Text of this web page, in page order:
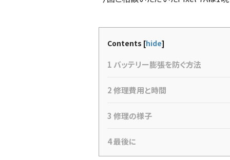
Contents [hide]
1 バッテリー膨張を防ぐ方法
2修理費用と時間
3 修理の様子
4最後に